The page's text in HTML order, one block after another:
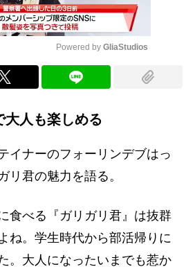
Powered by GliaStudios
大人も楽しめる
イナーのフォーリンデブはっ
リ君の魅力を語る。
食べる『ガリガリ君』は抜群
ね。学生時代から部活帰りに
。大人になったいまでも惹か